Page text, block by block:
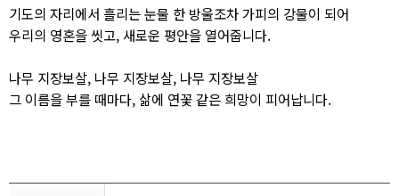
기도의 자리에서 흘리는 눈물 한 방울조차 가피의 강물이 되어
우리의 영혼을 씻고, 새로운 평안을 열어줍니다.
나무 지장보살, 나무 지장보살, 나무 지장보살
그 이름을 부를 때마다, 삶에 연꽃 같은 희망이 피어납니다.